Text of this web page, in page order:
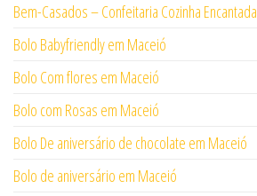
Bem-Casados – Confeitaria Cozinha Encantada
Bolo Babyfriendly em Maceió
Bolo Com flores em Maceió
Bolo com Rosas em Maceió
Bolo De aniversário de chocolate em Maceió
Bolo de aniversário em Maceió